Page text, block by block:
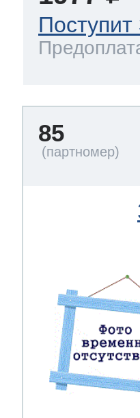
85